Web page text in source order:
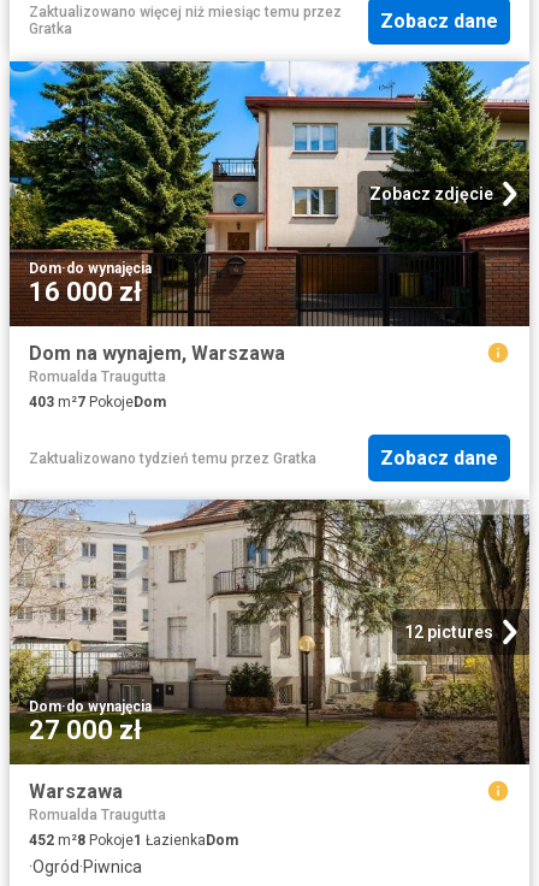
Zaktualizowano więcej niż miesiąc temu przez
Gratka
Zobacz dane
Zobacz zdjęcie
Dom·do wynajęcia
16 000 zł
Dom na wynajem, Warszawa
Romualda Traugutta
403 m²7 PokojeDom
Zaktualizowano tydzień temu przez Gratka Zobacz dane
12 pictures
Dom·do wynajęcia
27 000 zł
Warszawa
Romualda Traugutta
452 m²8 Pokoje1 ŁazienkaDom
·Ogród·Piwnica